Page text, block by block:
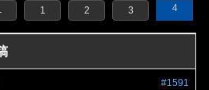
1 2 3 4
#1591